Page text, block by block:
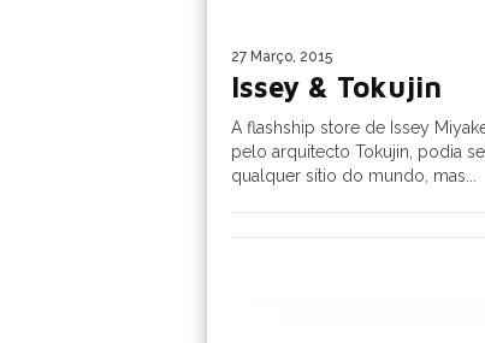
27 Março, 2015
Issey & Tokujin
A flashship store de Issey
pelo arquitecto Tokujin, podia
qualquer sítio do mundo, mas...